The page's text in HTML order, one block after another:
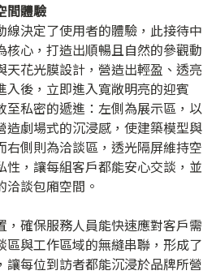
間體驗
線決定了使用者的體驗，此接待中
核心，打造出順暢且自然的參觀動
天花光膜設計，營造出輕盈、透亮
入後，立即進入寬敞明亮的迎賓
至私密的遞進：左側為展示區，以
造劇場式的沉浸感，使建築模型與
右側則為洽談區，透光隔屏維持空
性，讓每組客戶都能安心交談，並
談包廂空間。
，確保服務人員能快速應對客戶需
區與工作區域的無縫串聯，形成了
讓每位到訪者都能沉浸於品牌所營